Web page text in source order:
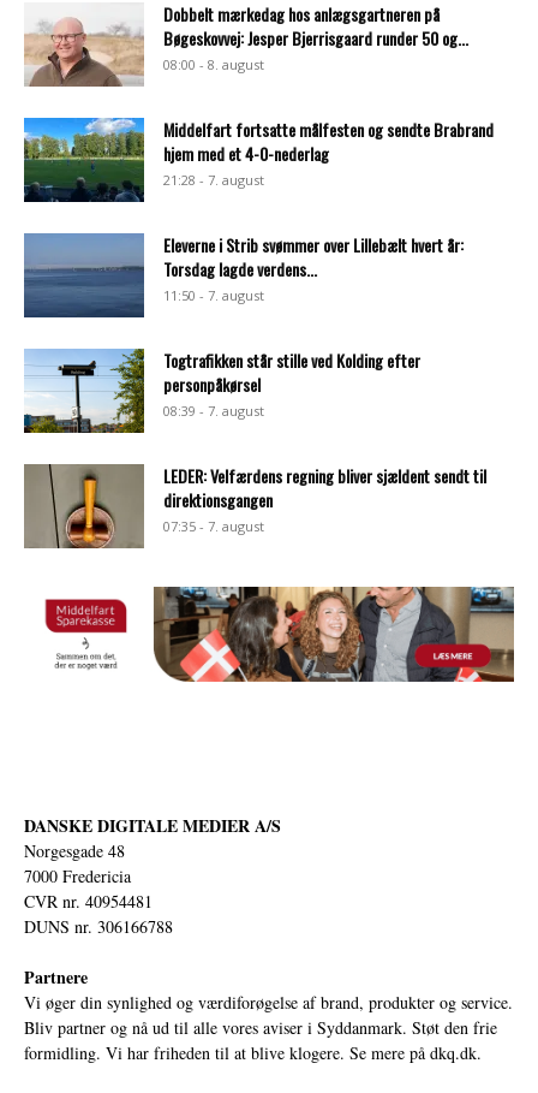
Dobbelt mærkedag hos anlægsgartneren på
Bøgeskovvej: Jesper Bjerrisgaard runder 50 og...
08:00 - 8. august
Middelfart fortsatte målfesten og sendte Brabrand
hjem med et 4-0-nederlag
21:28 - 7. august
Eleverne i Strib svømmer over Lillebælt hvert år:
Torsdag lagde verdens...
11:50 - 7. august
Togtrafikken står stille ved Kolding efter
personpåkørsel
08:39 - 7. august
LEDER: Velfærdens regning bliver sjældent sendt til
direktionsgangen
07:35 - 7. august
DANSKE DIGITALE MEDIER A/S
Norgesgade 48
7000 Fredericia
CVR nr. 40954481
DUNS nr. 306166788
Partnere
Vi øger din synlighed og værdiforøgelse af brand, produkter og service.
Bliv partner og nå ud til alle vores aviser i Syddanmark. Støt den frie
formidling. Vi har friheden til at blive klogere. Se mere på dkq.dk.